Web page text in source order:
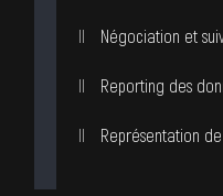
Négociation et
Reporting des
Représentation